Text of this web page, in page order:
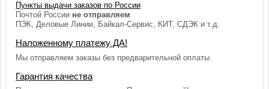
Пункты выдачи заказов по России
Почтой России не отправляем
ПЭК, Деловые Линии, Байкал-Сервис, КИТ, СДЭК и т.д.
Наложенному платежу ДА!
Мы отправляем заказы без предварительной оплаты.
Гарантия качества